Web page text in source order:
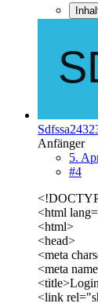
Anfänger
5.
#4
<html
<html>
<head>
<meta
<meta
<link